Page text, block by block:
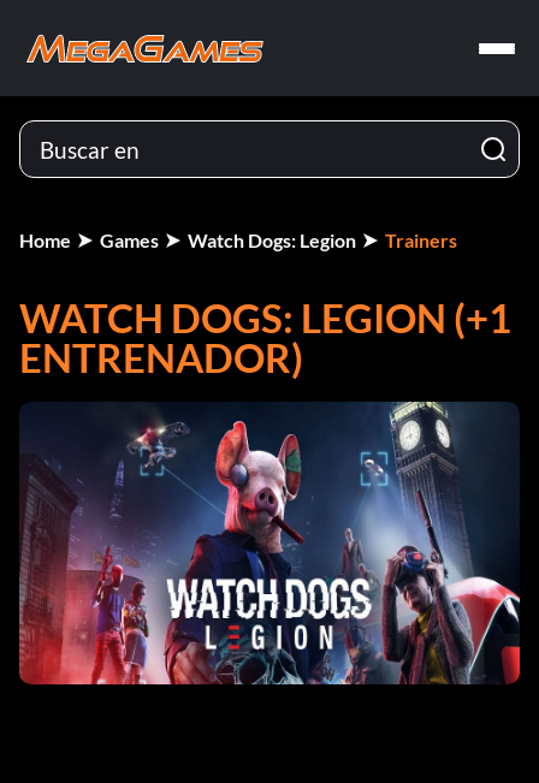
Home Games Watch Dogs: Legion Trainers
WATCH DOGS: LEGION (+1
ENTRENADOR)